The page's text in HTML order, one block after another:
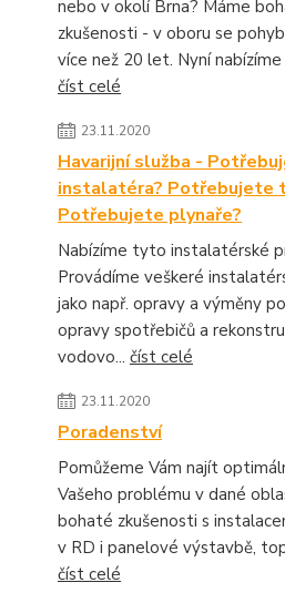
nebo v okolí Brna? Máme
zkušenosti - v oboru se
více než 20 let. Nyní nabízíme
číst celé
23.11.2020
Havarijní služba -
instalatéra? Potřebujete
Potřebujete plynaře?
Nabízíme tyto instalatérské
Provádíme veškeré
jako např. opravy a výměny
opravy spotřebičů a
vodovo... číst celé
23.11.2020
Poradenství
Pomůžeme Vám najít
Vašeho problému v dané
bohaté zkušenosti s
v RD i panelové výstavbě,
číst celé